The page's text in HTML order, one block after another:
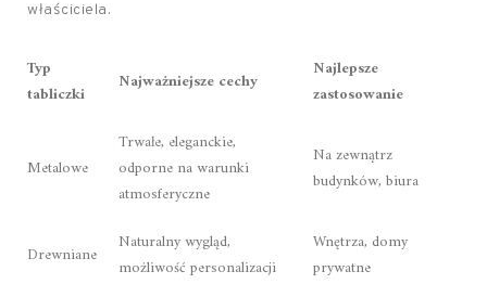
właściciela.
Typ
tabliczki
Najważniejsze cechy
Najlepsze
zastosowanie
Metalowe
Trwałe, eleganckie,
odporne na warunki
atmosferyczne
Na zewnątrz
budynków, biura
Drewniane
Naturalny wygląd,
możliwość personalizacji
Wnętrza, domy
prywatne